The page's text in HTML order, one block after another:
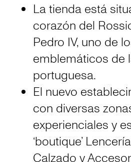
La tienda está
corazón del
Pedro IV, uno de
emblemáticos de
portuguesa.
El nuevo
con diversas
experienciales y
‘boutique’
Calzado y